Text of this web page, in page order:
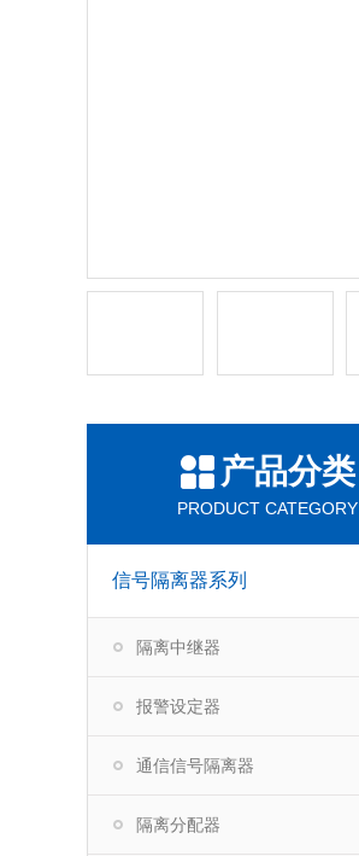
产品分类
PRODUCT CATEGORY
信号隔离器系列
隔离中继器
报警设定器
通信信号隔离器
隔离分配器